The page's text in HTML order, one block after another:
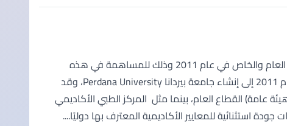
تأسست جامعة بيردانا Perdana University على شراكة قائمة بين القطاعين العام والخاص في عام 2011 وذلك للمساهمة في هذه
الرؤية الكبرى. ولقد أسفر التعاون القائم بين القطاعين العام والخاص في عام 2011 إلى إنشاء جامعة بيردانا Perdana University، وقد
عامة) القطاع العام، بينما مثل المركز الطبي الأكاديمي
استثنائية للمعايير الأكاديمية المعترف بها دوليًا....